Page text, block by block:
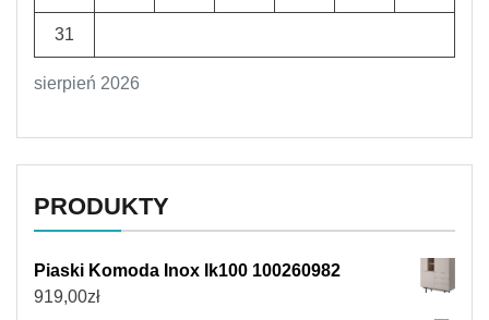
sierpień 2026
31
PRODUKTY
Piaski Komoda Inox Ik100 100260982
919,00zł